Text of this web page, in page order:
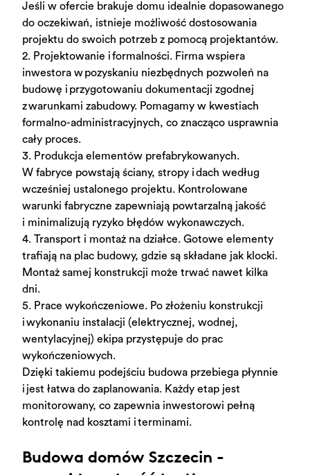
Jeśli w ofercie brakuje domu idealnie dopasowanego
do oczekiwań, istnieje możliwość dostosowania
projektu do swoich potrzeb z pomocą projektantów.
2. Projektowanie i formalności. Firma wspiera
inwestora w pozyskaniu niezbędnych pozwoleń na
budowę i przygotowaniu dokumentacji zgodnej
z warunkami zabudowy. Pomagamy w kwestiach
formalno-administracyjnych, co znacząco usprawnia
cały proces.
3. Produkcja elementów prefabrykowanych.
W fabryce powstają ściany, stropy i dach według
wcześniej ustalonego projektu. Kontrolowane
warunki fabryczne zapewniają powtarzalną jakość
i minimalizują ryzyko błędów wykonawczych.
4. Transport i montaż na działce. Gotowe elementy
trafiają na plac budowy, gdzie są składane jak klocki.
Montaż samej konstrukcji może trwać nawet kilka
dni.
5. Prace wykończeniowe. Po złożeniu konstrukcji
i wykonaniu instalacji (elektrycznej, wodnej,
wentylacyjnej) ekipa przystępuje do prac
wykończeniowych.
Dzięki takiemu podejściu budowa przebiega płynnie
i jest łatwa do zaplanowania. Każdy etap jest
monitorowany, co zapewnia inwestorowi pełną
kontrolę nad kosztami i terminami.
Budowa domów Szczecin -